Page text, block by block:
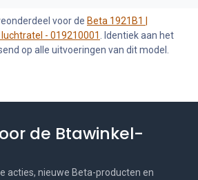
voor de Beta 1921B1 |
- 019210001
. Identiek aan het
op alle uitvoeringen van dit model.
de Btawinkel-
acties, nieuwe Beta-producten en